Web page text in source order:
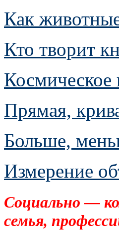
Как
Кто творит
Космическое
Прямая,
Больше,
Измерение
Социально —
семья,